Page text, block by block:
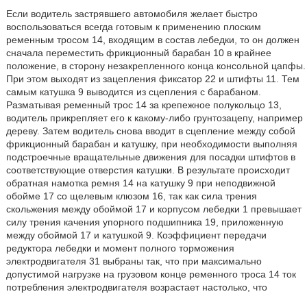
Если водитель застрявшего автомобиля желает быстро
воспользоваться всегда готовым к применению плоским
ременным тросом 14, входящим в состав лебедки, то он должен
сначала переместить фрикционный барабан 10 в крайнее
положение, в сторону незакрепленного конца консольной цапфы.
При этом выходят из зацепления фиксатор 22 и штифты 11. Тем
самым катушка 9 выводится из сцепления с барабаном.
Разматывая ременный трос 14 за крепежное полукольцо 13,
водитель прикрепляет его к какому-либо грунтозацепу, например
дереву. Затем водитель снова вводит в сцепление между собой
фрикционный барабан и катушку, при необходимости выполняя
подстроечные вращательные движения для посадки штифтов в
соответствующие отверстия катушки. В результате происходит
обратная намотка ремня 14 на катушку 9 при неподвижной
обойме 17 со щелевым клюзом 16, так как сила трения
скольжения между обоймой 17 и корпусом лебедки 1 превышает
силу трения качения упорного подшипника 19, приложенную
между обоймой 17 и катушкой 9. Коэффициент передачи
редуктора лебедки и момент полного торможения
электродвигателя 31 выбраны так, что при максимально
допустимой нагрузке на грузовом конце ременного троса 14 ток
потребления электродвигателя возрастает настолько, что